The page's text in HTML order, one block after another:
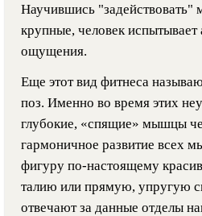
Научившись
крупные, человек
ощущения.
Еще этот вид фитнеса
поз. Именно во время этих
глубокие, «спящие» мышцы
гармоничное развитие всех
фигуру по-настоящему
талию или прямую, упругую
отвечают за данные отделы